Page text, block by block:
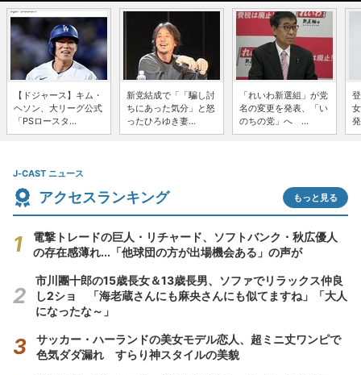
【ドジャース】キム・
ヘソン、大リーグ公式
「PSロースタ...
新党結成で「「騙し討
ちにあった気分」と怒
ったひろゆき妻...
「れいわ新選組」が党
名の変更を発表、「い
のちの党」へ ...
J-CAST ニュース
アクセスランキング もっと見る
電撃トレードの巨人・リチャード、ソフトバンク・秋広優人
の存在感薄れ...「他球団の方が出場機会ある」の声が
市川團十郎の15歳長女＆13歳長男、ソファでリラックス仲良
し2ショ 「海老蔵さんにも麻央さんにも似てますね」「大人
になったな～」
サッカー・ハーランドの美女モデル恋人、超ミニ丈ワンピで
色気ダダ漏れ すらり神スタイルの美貌